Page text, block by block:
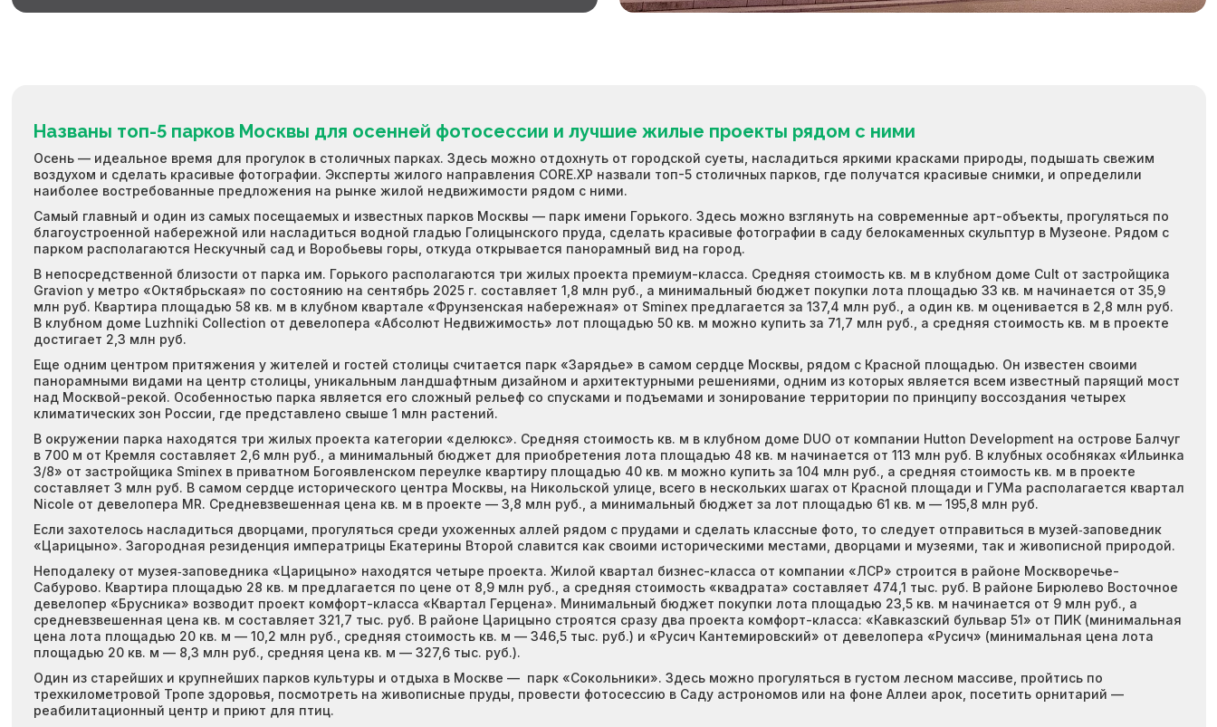
Названы топ-5 парков Москвы для осенней фотосессии и лучшие жилые проекты рядом с ними
Осень — идеальное время для прогулок в столичных парках. Здесь можно отдохнуть от городской суеты, насладиться яркими красками природы, подышать свежим
воздухом и сделать красивые фотографии. Эксперты жилого направления CORE.XP назвали топ-5 столичных парков, где получатся красивые снимки, и определили
наиболее востребованные предложения на рынке жилой недвижимости рядом с ними.
Самый главный и один из самых посещаемых и известных парков Москвы — парк имени Горького. Здесь можно взглянуть на современные арт-объекты, прогуляться по
благоустроенной набережной или насладиться водной гладью Голицынского пруда, сделать красивые фотографии в саду белокаменных скульптур в Музеоне. Рядом с
парком располагаются Нескучный сад и Воробьевы горы, откуда открывается панорамный вид на город.
В непосредственной близости от парка им. Горького располагаются три жилых проекта премиум-класса. Средняя стоимость кв. м в клубном доме Cult от застройщика
Gravion у метро «Октябрьская» по состоянию на сентябрь 2025 г. составляет 1,8 млн руб., а минимальный бюджет покупки лота площадью 33 кв. м начинается от 35,9
млн руб. Квартира площадью 58 кв. м в клубном квартале «Фрунзенская набережная» от Sminex предлагается за 137,4 млн руб., а один кв. м оценивается в 2,8 млн руб.
В клубном доме Luzhniki Collection от девелопера «Абсолют Недвижимость» лот площадью 50 кв. м можно купить за 71,7 млн руб., а средняя стоимость кв. м в проекте
достигает 2,3 млн руб.
Еще одним центром притяжения у жителей и гостей столицы считается парк «Зарядье» в самом сердце Москвы, рядом с Красной площадью. Он известен своими
панорамными видами на центр столицы, уникальным ландшафтным дизайном и архитектурными решениями, одним из которых является всем известный парящий мост
над Москвой-рекой. Особенностью парка является его сложный рельеф со спусками и подъемами и зонирование территории по принципу воссоздания четырех
климатических зон России, где представлено свыше 1 млн растений.
В окружении парка находятся три жилых проекта категории «делюкс». Средняя стоимость кв. м в клубном доме DUO от компании Hutton Development на острове Балчуг
в 700 м от Кремля составляет 2,6 млн руб., а минимальный бюджет для приобретения лота площадью 48 кв. м начинается от 113 млн руб. В клубных особняках «Ильинка
3/8» от застройщика Sminex в приватном Богоявленском переулке квартиру площадью 40 кв. м можно купить за 104 млн руб., а средняя стоимость кв. м в проекте
составляет 3 млн руб. В самом сердце исторического центра Москвы, на Никольской улице, всего в нескольких шагах от Красной площади и ГУМа располагается квартал
Nicole от девелопера MR. Средневзвешенная цена кв. м в проекте — 3,8 млн руб., а минимальный бюджет за лот площадью 61 кв. м — 195,8 млн руб.
Если захотелось насладиться дворцами, прогуляться среди ухоженных аллей рядом с прудами и сделать классные фото, то следует отправиться в музей‑заповедник
«Царицыно». Загородная резиденция императрицы Екатерины Второй славится как своими историческими местами, дворцами и музеями, так и живописной природой.
Неподалеку от музея‑заповедника «Царицыно» находятся четыре проекта. Жилой квартал бизнес-класса от компании «ЛСР» строится в районе Москворечье-
Сабурово. Квартира площадью 28 кв. м предлагается по цене от 8,9 млн руб., а средняя стоимость «квадрата» составляет 474,1 тыс. руб. В районе Бирюлево Восточное
девелопер «Брусника» возводит проект комфорт-класса «Квартал Герцена». Минимальный бюджет покупки лота площадью 23,5 кв. м начинается от 9 млн руб., а
средневзвешенная цена кв. м составляет 321,7 тыс. руб. В районе Царицыно строятся сразу два проекта комфорт-класса: «Кавказский бульвар 51» от ПИК (минимальная
цена лота площадью 20 кв. м — 10,2 млн руб., средняя стоимость кв. м — 346,5 тыс. руб.) и «Русич Кантемировский» от девелопера «Русич» (минимальная цена лота
площадью 20 кв. м — 8,3 млн руб., средняя цена кв. м — 327,6 тыс. руб.).
Один из старейших и крупнейших парков культуры и отдыха в Москве — парк «Сокольники». Здесь можно прогуляться в густом лесном массиве, пройтись по
трехкилометровой Тропе здоровья, посмотреть на живописные пруды, провести фотосессию в Саду астрономов или на фоне Аллеи арок, посетить орнитарий —
реабилитационный центр и приют для птиц.